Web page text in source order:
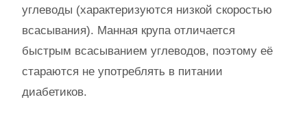
углеводы (характеризуются низкой скоростью
всасывания). Манная крупа отличается
быстрым всасыванием углеводов, поэтому её
стараются не употреблять в питании
диабетиков.